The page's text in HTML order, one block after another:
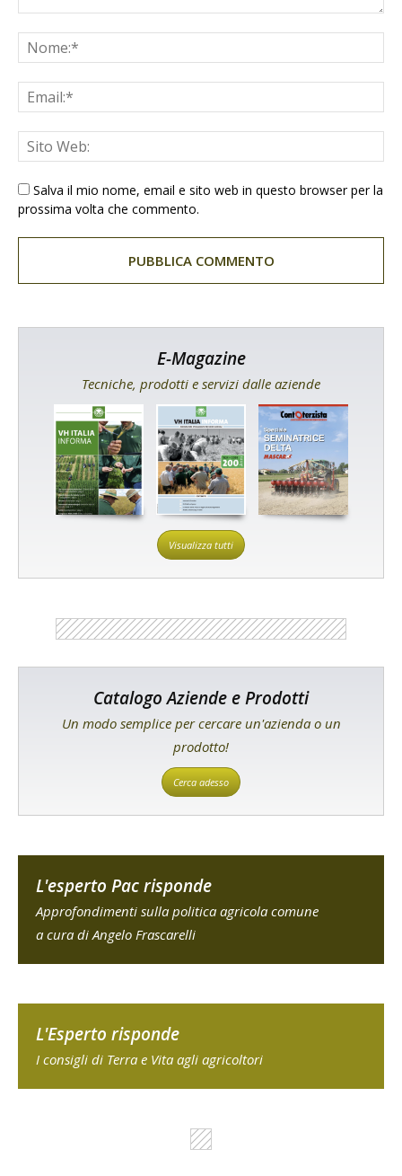
Salva il mio nome, email e sito web in questo browser per la
prossima volta che commento.
E-Magazine
Tecniche, prodotti e servizi dalle aziende
Visualizza tutti
Catalogo Aziende e Prodotti
Un modo semplice per cercare un'azienda o un
prodotto!
Cerca adesso
L'esperto Pac risponde
Approfondimenti sulla politica agricola comune
a cura di Angelo Frascarelli
L'Esperto risponde
I consigli di Terra e Vita agli agricoltori